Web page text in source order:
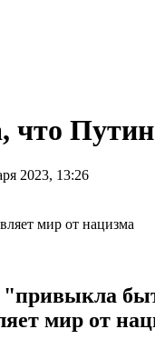
что
2023, 13:26
"привыкла
мир от